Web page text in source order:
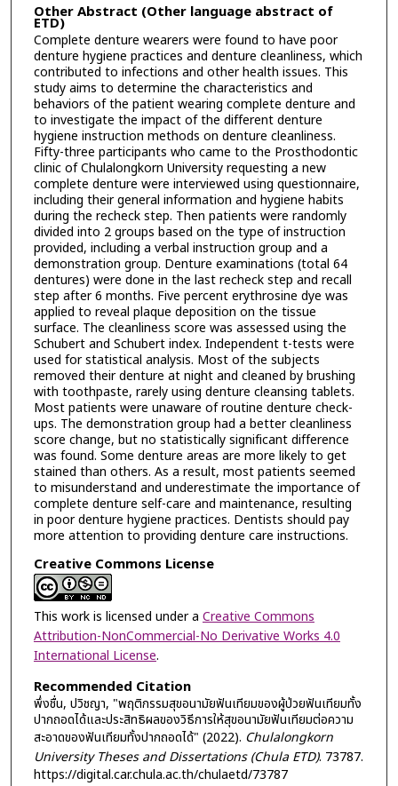
Other Abstract (Other language abstract of
ETD)
Complete denture wearers were found to have poor
denture hygiene practices and denture cleanliness, which
contributed to infections and other health issues. This
study aims to determine the characteristics and
behaviors of the patient wearing complete denture and
to investigate the impact of the different denture
hygiene instruction methods on denture cleanliness.
Fifty-three participants who came to the Prosthodontic
clinic of Chulalongkorn University requesting a new
complete denture were interviewed using questionnaire,
including their general information and hygiene habits
during the recheck step. Then patients were randomly
divided into 2 groups based on the type of instruction
provided, including a verbal instruction group and a
demonstration group. Denture examinations (total 64
dentures) were done in the last recheck step and recall
step after 6 months. Five percent erythrosine dye was
applied to reveal plaque deposition on the tissue
surface. The cleanliness score was assessed using the
Schubert and Schubert index. Independent t-tests were
used for statistical analysis. Most of the subjects
removed their denture at night and cleaned by brushing
with toothpaste, rarely using denture cleansing tablets.
Most patients were unaware of routine denture check-
ups. The demonstration group had a better cleanliness
score change, but no statistically significant difference
was found. Some denture areas are more likely to get
stained than others. As a result, most patients seemed
to misunderstand and underestimate the importance of
complete denture self-care and maintenance, resulting
in poor denture hygiene practices. Dentists should pay
more attention to providing denture care instructions.
Creative Commons License
This work is licensed under a Creative Commons
Attribution-NonCommercial-No Derivative Works 4.0
International License.
Recommended Citation
พึ่งชื่น, ปวิชญา, "พฤติกรรมสุขอนามัยฟันเทียมของผู้ป่วยฟันเทียมทั้ง
ปากถอดได้และประสิทธิผลของวิธีการให้สุขอนามัยฟันเทียมต่อความ
สะอาดของฟันเทียมทั้งปากถอดได้" (2022). Chulalongkorn
University Theses and Dissertations (Chula ETD). 73787.
https://digital.car.chula.ac.th/chulaetd/73787